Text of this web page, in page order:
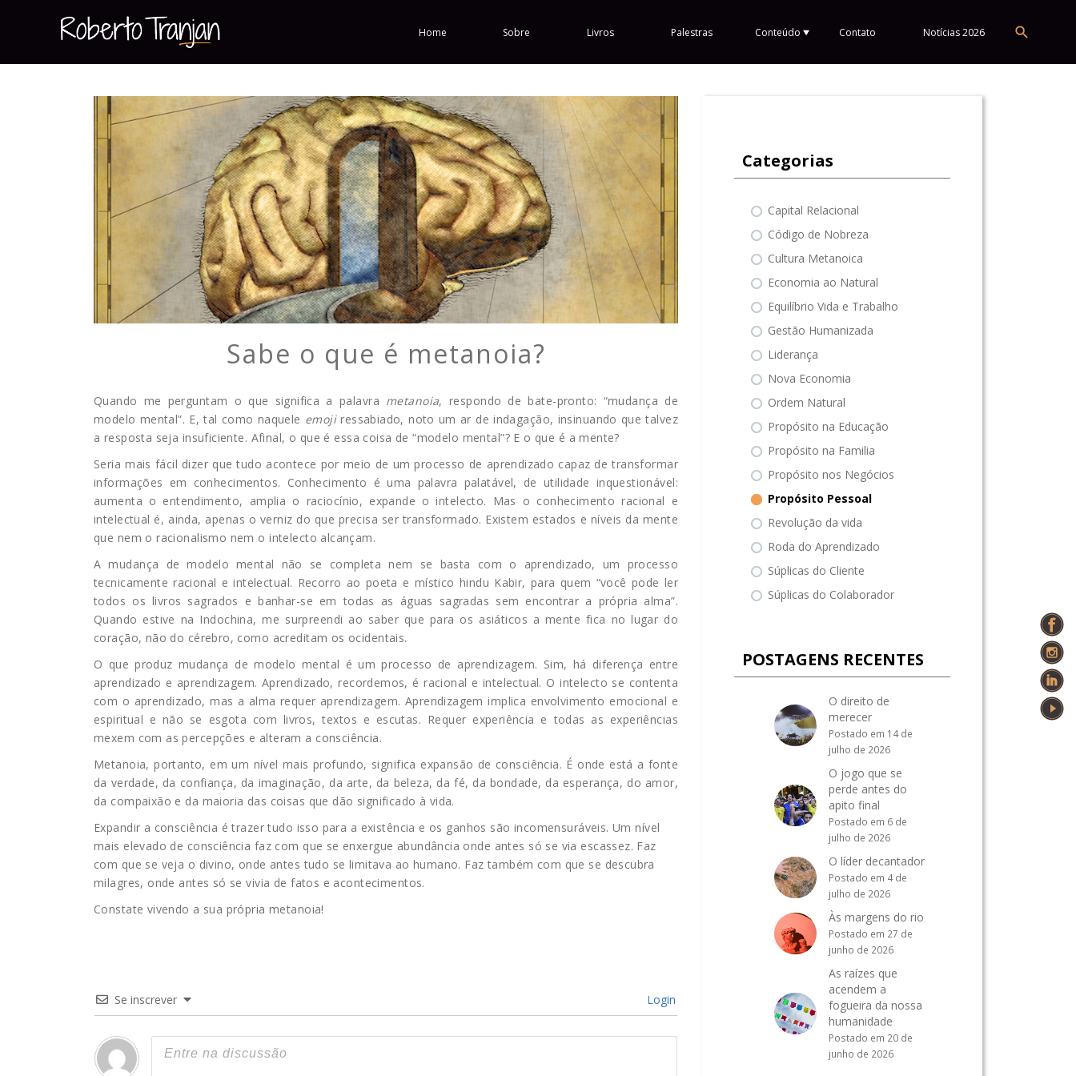
Home Sobre Livros Palestras Conteúdo Contato Notícias 2026
Sabe o que é metanoia?
Quando me perguntam o que significa a palavra metanoia, respondo de bate-pronto: “mudança de
modelo mental”. E, tal como naquele emojiressabiado, noto um ar de indagação, insinuando que talvez
a resposta seja insuficiente. Afinal, o que é essa coisa de “modelo mental”? E o que é a mente?
Seria mais fácil dizer que tudo acontece por meio de um processo de aprendizado capaz de transformar
informações em conhecimentos. Conhecimento é uma palavra palatável, de utilidade inquestionável:
aumenta o entendimento, amplia o raciocínio, expande o intelecto. Mas o conhecimento racional e
intelectual é, ainda, apenas o verniz do que precisa ser transformado. Existem estados e níveis da mente
que nem o racionalismo nem o intelecto alcançam.
A mudança de modelo mental não se completa nem se basta com o aprendizado, um processo
tecnicamente racional e intelectual. Recorro ao poeta e místico hindu Kabir, para quem “você pode ler
todos os livros sagrados e banhar-se em todas as águas sagradas sem encontrar a própria alma”.
Quando estive na Indochina, me surpreendi ao saber que para os asiáticos a mente fica no lugar do
coração, não do cérebro, como acreditam os ocidentais.
O que produz mudança de modelo mental é um processo de aprendizagem. Sim, há diferença entre
aprendizado e aprendizagem. Aprendizado, recordemos, é racional e intelectual. O intelecto se contenta
com o aprendizado, mas a alma requer aprendizagem. Aprendizagem implica envolvimento emocional e
espiritual e não se esgota com livros, textos e escutas. Requer experiência e todas as experiências
mexem com as percepções e alteram a consciência.
Metanoia, portanto, em um nível mais profundo, significa expansão de consciência. É onde está a fonte
da verdade, da confiança, da imaginação, da arte, da beleza, da fé, da bondade, da esperança, do amor,
da compaixão e da maioria das coisas que dão significado à vida.
Expandir a consciência é trazer tudo isso para a existência e os ganhos são incomensuráveis. Um nível
mais elevado de consciência faz com que se enxergue abundância onde antes só se via escassez. Faz
com que se veja o divino, onde antes tudo se limitava ao humano. Faz também com que se descubra
milagres, onde antes só se vivia de fatos e acontecimentos.
Constate vivendo a sua própria metanoia!
Se inscrever Login
Categorias
Capital Relacional
Código de Nobreza
Cultura Metanoica
Economia ao Natural
Equilíbrio Vida e Trabalho
Gestão Humanizada
Liderança
Nova Economia
Ordem Natural
Propósito na Educação
Propósito na Familia
Propósito nos Negócios
Propósito Pessoal
Revolução da vida
Roda do Aprendizado
Súplicas do Cliente
Súplicas do Colaborador
POSTAGENS RECENTES
O direito de
merecer
Postado em 14 de
julho de 2026
O jogo que se
perde antes do
apito final
Postado em 6 de
julho de 2026
O líder decantador
Postado em 4 de
julho de 2026
Às margens do rio
Postado em 27 de
junho de 2026
As raízes que
acendem a
fogueira da nossa
humanidade
Postado em 20 de
junho de 2026